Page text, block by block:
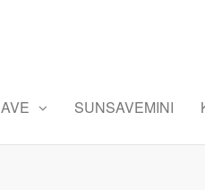
SUNSAVEMINI